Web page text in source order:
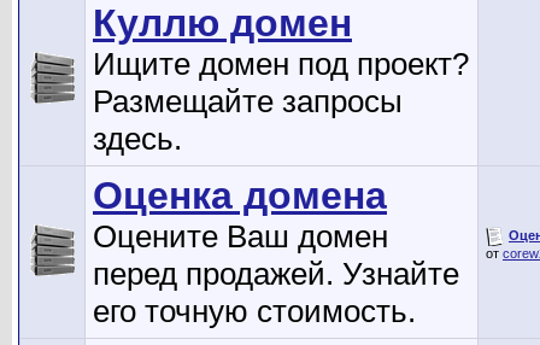
Куллю домен
Ищите домен под проект?
Размещайте запросы
здесь.
Оценка домена
Оцените Ваш домен
перед продажей. Узнайте
его точную стоимость.
от